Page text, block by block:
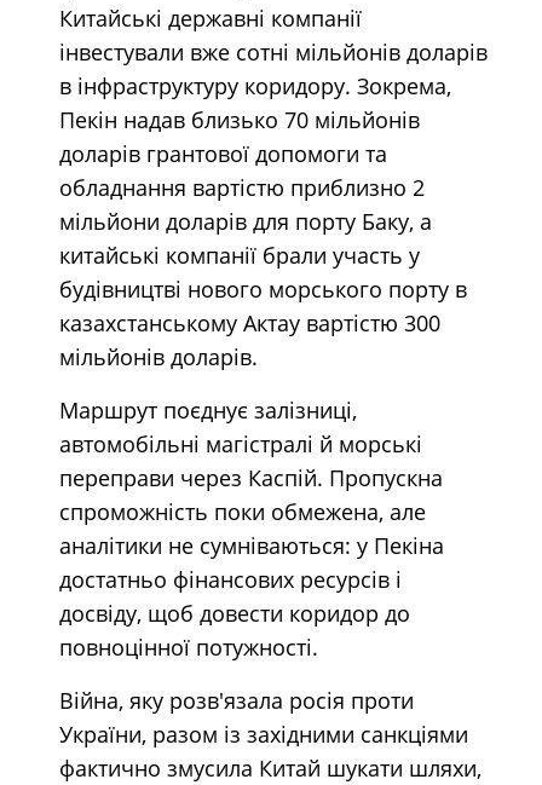
Китайські державні компанії
інвестували вже сотні мільйонів доларів
в інфраструктуру коридору. Зокрема,
Пекін надав близько 70 мільйонів
доларів грантової допомоги та
обладнання вартістю приблизно 2
мільйони доларів для порту Баку, а
китайські компанії брали участь у
будівництві нового морського порту в
казахстанському Актау вартістю 300
мільйонів доларів.
Маршрут поєднує залізниці,
автомобільні магістралі й морські
переправи через Каспій. Пропускна
спроможність поки обмежена, але
аналітики не сумніваються: у Пекіна
достатньо фінансових ресурсів і
досвіду, щоб довести коридор до
повноцінної потужності.
Війна, яку розв'язала росія проти
України, разом із західними санкціями
фактично змусила Китай шукати шляхи,